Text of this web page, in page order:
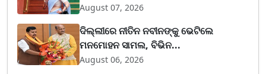
August 07, 2026
ଦିଲ୍ଲୀରେ ନୀତିନ ନବୀନଙ୍କୁ ଭେଟିଲେ
ମନମୋହନ ସାମଲ, ବିଭିନ...
August 06, 2026